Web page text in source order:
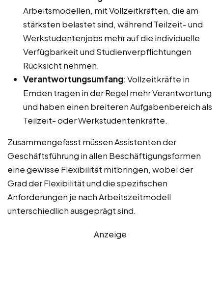
Arbeitsmodellen, mit Vollzeitkräften, die am
stärksten belastet sind, während Teilzeit- und
Werkstudentenjobs mehr auf die individuelle
Verfügbarkeit und Studienverpflichtungen
Rücksicht nehmen.
Verantwortungsumfang: Vollzeitkräfte in
Emden tragen in der Regel mehr Verantwortung
und haben einen breiteren Aufgabenbereich als
Teilzeit- oder Werkstudentenkräfte.
Zusammengefasst müssen Assistenten der
Geschäftsführung in allen Beschäftigungsformen
eine gewisse Flexibilität mitbringen, wobei der
Grad der Flexibilität und die spezifischen
Anforderungen je nach Arbeitszeitmodell
unterschiedlich ausgeprägt sind.
Anzeige